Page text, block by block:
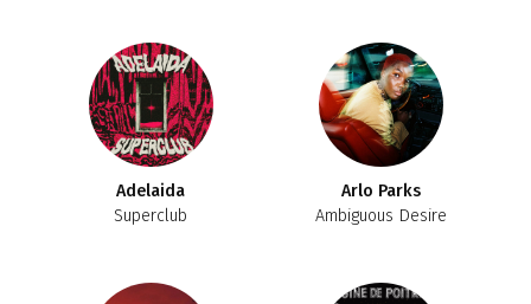
Adelaida
Superclub
Arlo Parks
Ambiguous Desire